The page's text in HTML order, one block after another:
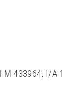
433964, I/A 1